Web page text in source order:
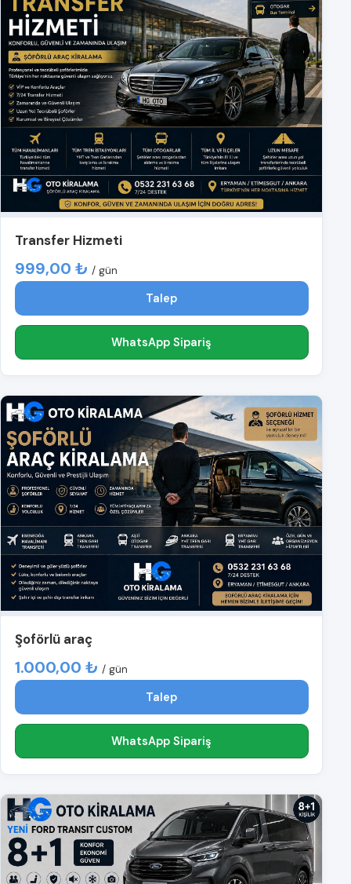
Transfer Hizmeti
999,00 ₺ / gün
Talep
WhatsApp Sipariş
Şoförlü araç
1.000,00 ₺ / gün
Talep
WhatsApp Sipariş